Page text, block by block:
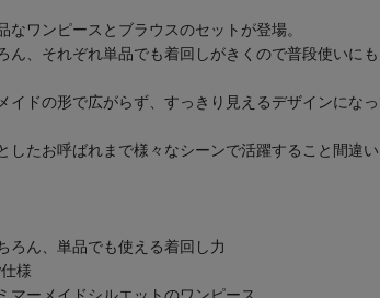
なワンピースとブラウスのセットが登場。
ん、それぞれ単品でも着回しがきくので普段使いに
イドの形で広がらず、すっきり見えるデザインになっ
したお呼ばれまで様々なシーンで活躍すること間違
ろん、単品でも使える着回し力
様